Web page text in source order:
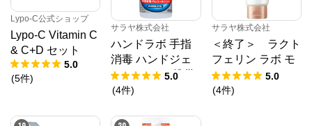
Lypo-C公式ショップ
Lypo-C Vitamin C
& C+D セット
5.0
(5件)
サラヤ株式会社
ハンドラボ 手指
消毒 ハンドジェ
ル VS 40mL 携帯
用 【指定医薬部
5.0
(4件)
サラヤ株式会社
＜終了＞ ラクト
フェリン ラボ モ
イストベールクリ
ア ソープ 100g
5.0
(4件)